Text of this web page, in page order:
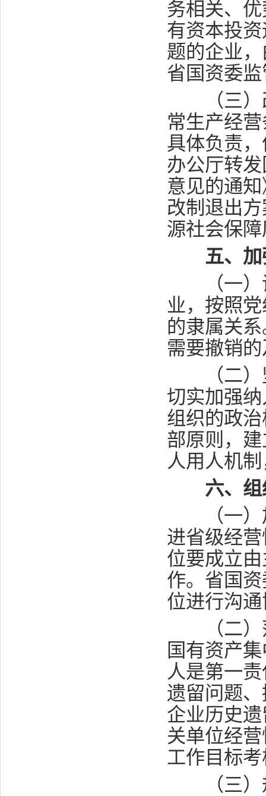
务相关、
有资本投
题的企业
省国资委
（三）
常生产经
具体负责
办公厅转
意见的通
改制退出
源社会保
五、加
（一）
业，按照
的隶属关
需要撤销
（二）
切实加强
组织的政
部原则，
人用人机
六、组
（一）
进省级经
位要成立
作。省国
位进行沟
（二）
国有资产
人是第一
遗留问题
企业历史
关单位经
工作目标
（三）